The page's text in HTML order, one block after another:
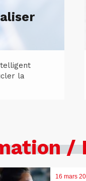
la
/
16 mars